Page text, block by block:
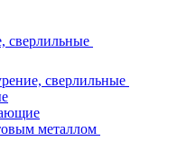
сверлильные
сверлильные
металлом